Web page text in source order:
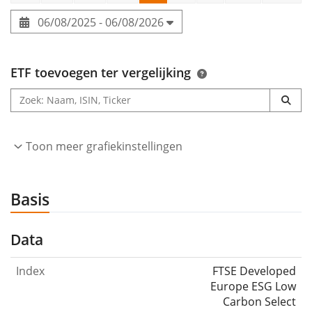
06/08/2025 - 06/08/2026
ETF toevoegen ter vergelijking
Toon meer grafiekinstellingen
Basis
Data
Index
FTSE Developed
Europe ESG Low
Carbon Select